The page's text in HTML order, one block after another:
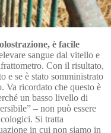
è facile
sangue dal vitello e
Con il risultato,
e se è stato somministrato
Va ricordato che questo è
un basso livello di
– non può essere
Si tratta
in cui non siamo in